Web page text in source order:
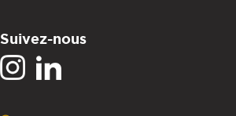
Suivez-nous